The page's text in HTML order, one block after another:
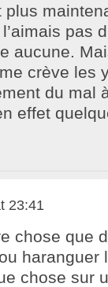
plus
pas
aucune.
crève les
du mal
effet
23:41
chose que
haranguer
chose sur